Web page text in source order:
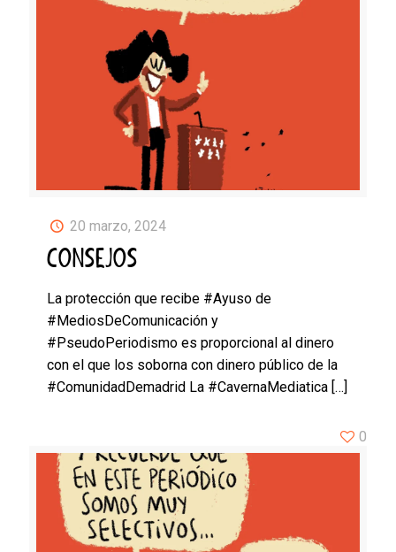
20 marzo, 2024
CONSEJOS
La protección que recibe #Ayuso de
#MediosDeComunicación y
#PseudoPeriodismo es proporcional al dinero
con el que los soborna con dinero público de la
#ComunidadDemadrid La #CavernaMediatica […]
0